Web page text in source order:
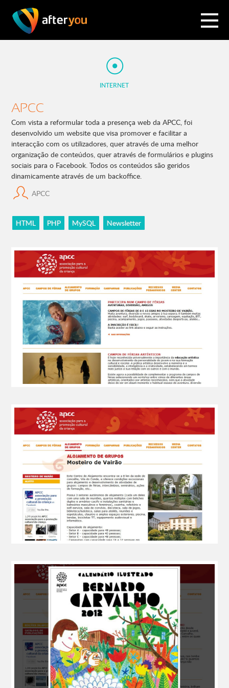
INTERNET
APCC
Com vista a reformular toda a presença web da APCC, foi
desenvolvido um website que visa promover e facilitar a
interacção com os utilizadores, quer através de uma melhor
organização de conteúdos, quer através de formulários e plugins
sociais para o Facebook. Todos os conteúdos são geridos
dinamicamente através de um backoffice.
APCC
HTML PHP MySQL Newsletter